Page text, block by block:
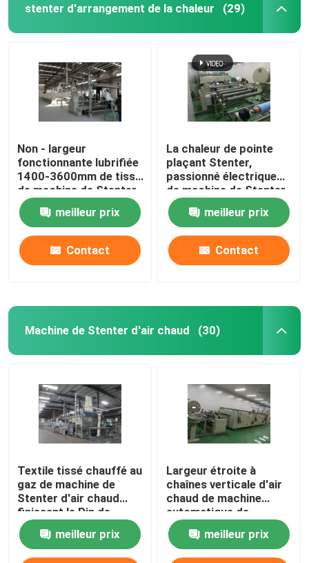
stenter d'arrangement de la chaleur (29)
Non - largeur
fonctionnante lubrifiée
1400-3600mm de tissu
de machine de Stenter
de tissu de rail
meilleur prix
Contact
La chaleur de pointe
plaçant Stenter,
passionné électrique
de machine de Stenter
de tissu
meilleur prix
Contact
Machine de Stenter d'air chaud (30)
Textile tissé chauffé au
gaz de machine de
Stenter d'air chaud
finissant le Pin de
Stenter/agrafe
combinésmeilleur prix
Largeur étroite à
chaînes verticale d'air
chaud de machine
automatique de
Stenter adaptée aux
besoins du client
meilleur prix